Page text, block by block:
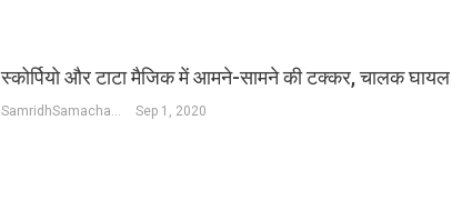
स्कोर्पियो और टाटा मैजिक में आमने-सामने की टक्कर, चालक घायल
SamridhSamachar Desk Sep 1, 2020